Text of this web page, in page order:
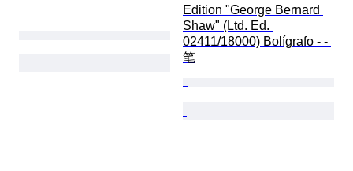
Edition "George Bernard
Shaw" (Ltd. Ed.
02411/18000) Bolígrafo - -
笔